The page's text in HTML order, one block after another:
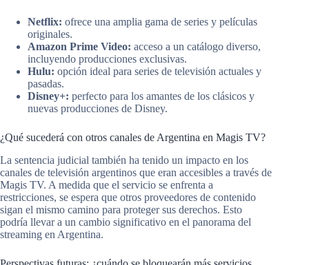
Netflix: ofrece una amplia gama de series y películas
originales.
Amazon Prime Video: acceso a un catálogo diverso,
incluyendo producciones exclusivas.
Hulu: opción ideal para series de televisión actuales y
pasadas.
Disney+: perfecto para los amantes de los clásicos y
nuevas producciones de Disney.
¿Qué sucederá con otros canales de Argentina en Magis TV?
La sentencia judicial también ha tenido un impacto en los
canales de televisión argentinos que eran accesibles a través de
Magis TV. A medida que el servicio se enfrenta a
restricciones, se espera que otros proveedores de contenido
sigan el mismo camino para proteger sus derechos. Esto
podría llevar a un cambio significativo en el panorama del
streaming en Argentina.